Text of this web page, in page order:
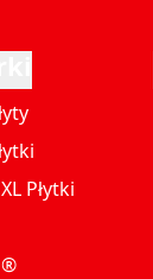
Płytki